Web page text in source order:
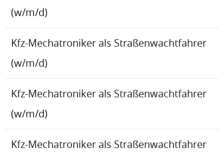
(w/m/d)
Kfz-Mechatroniker als Straßenwachtfahrer
(w/m/d)
Kfz-Mechatroniker als Straßenwachtfahrer
(w/m/d)
Kfz-Mechatroniker als Straßenwachtfahrer